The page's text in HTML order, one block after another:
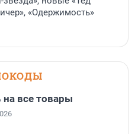
«Одержимость»
на все товары